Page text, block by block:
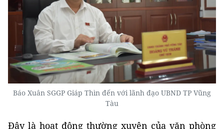
Báo Xuân SGGP Giáp Thìn đến với lãnh đạo UBND TP Vũng
Tàu
Đây là hoạt động thường xuyên của văn phòng